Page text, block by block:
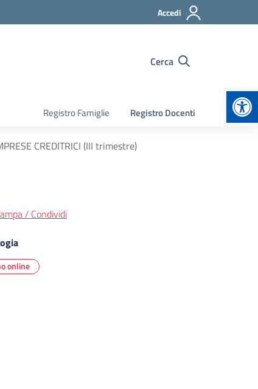
Accedi
Cerca
Registro Famiglie Registro Docenti
CREDITRICI (III trimestre)
/ Condividi
online